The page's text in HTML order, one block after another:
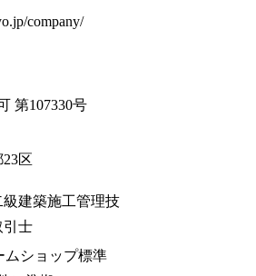
company/
第107330号
区
級建築施工管理技
引士
ショップ標準